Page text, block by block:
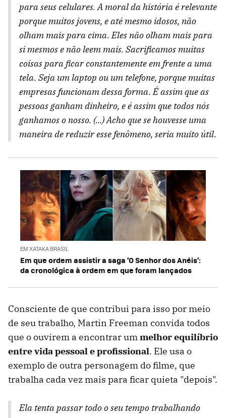
para seus celulares. A moral da história é relevante
porque muitos jovens, e até mesmo idosos, não
olham mais para cima. Eles não olham mais para
si mesmos e não leem mais. Sacrificamos muitas
coisas para ficar constantemente em frente a uma
tela. Seja um laptop ou um telefone, porque muitas
empresas funcionam dessa forma. É assim que as
pessoas ganham dinheiro, e é assim que todos nós
ganhamos o nosso. (...) Acho que se houvesse uma
maneira de reduzir esse fenômeno, seria muito útil.
EM XATAKA BRASIL
Em que ordem assistir a saga ‘O Senhor dos Anéis’:
da cronológica à ordem em que foram lançados
Consciente de que contribui para isso por meio
de seu trabalho, Martin Freeman convida todos
que o ouvirem a encontrar ummelhor equilíbrio
entre vida pessoal e profissional. Ele usa o
exemplo de outra personagem do filme, que
trabalha cada vez mais para ficar quieta "depois".
Ela tenta passar todo o seu tempo trabalhando